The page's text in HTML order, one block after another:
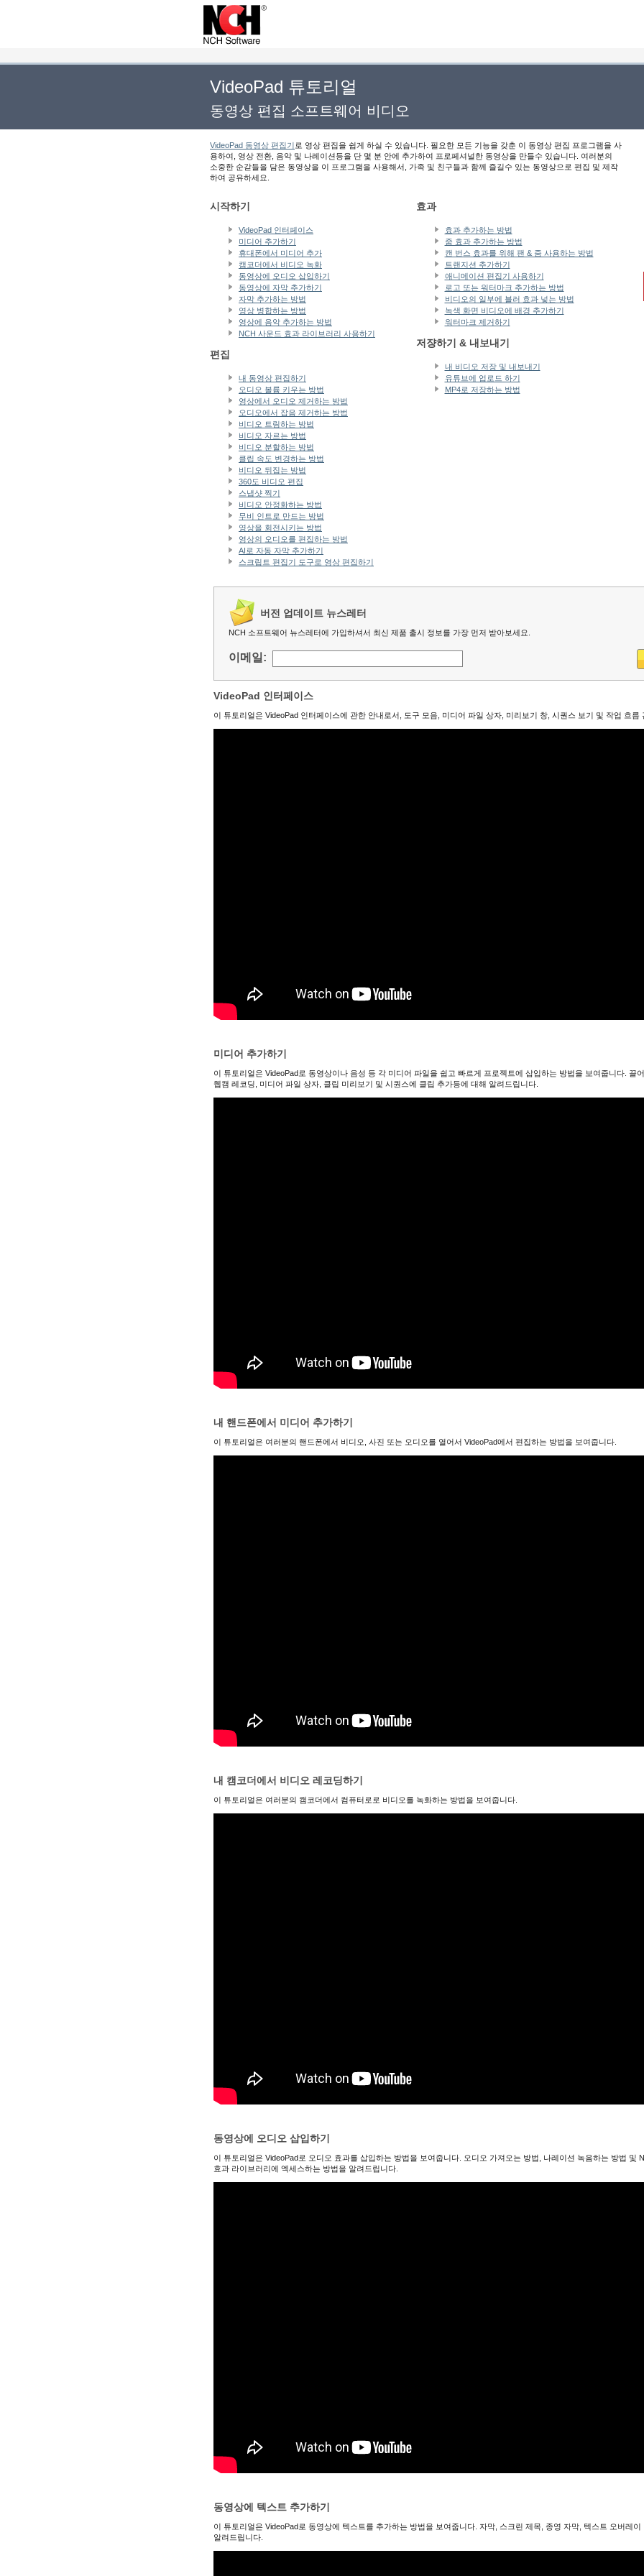
VideoPad 튜토리얼
동영상 편집 소프트웨어 비디오
VideoPad 동영상 편집기 로 영상 편집을 쉽게 하실 수 있습니다. 필요한 모든 기능을 갖춘 이 동영상 편집 프로그램을 사
용하여, 영상 전환, 음악 및 나레이션등을 단 몇 분 안에 추가하여 프로페셔널한 동영상을 만들수 있습니다. 여러분의
소중한 순갇들을 담은 동영상을 이 프로그램을 사용해서, 가족 및 친구들과 함께 즐길수 있는 동영상으로 편집 및 제작
하여 공유하세요.
시작하기
VideoPad 인터페이스
미디어 추가하기
휴대폰에서 미디어 추가
캠코더에서 비디오 녹화
동영상에 오디오 삽입하기
동영상에 자막 추가하기
자막 추가하는 방법
영상 병합하는 방법
영상에 음악 추가하는 방법
NCH 사운드 효과 라이브러리 사용하기
편집
내 동영상 편집하기
오디오 볼륨 키우는 방법
영상에서 오디오 제거하는 방법
오디오에서 잡음 제거하는 방법
비디오 트림하는 방법
비디오 자르는 방법
비디오 분할하는 방법
클립 속도 변경하는 방법
비디오 뒤집는 방법
360도 비디오 편집
스냅샷 찍기
비디오 안정화하는 방법
무비 인트로 만드는 방법
영상을 회전시키는 방법
영상의 오디오를 편집하는 방법
AI로 자동 자막 추가하기
스크립트 편집기 도구로 영상 편집하기
효과
효과 추가하는 방법
줌 효과 추가하는 방법
캔 번스 효과를 위해 팬 & 줌 사용하는 방법
트랜지션 추가하기
애니메이션 편집기 사용하기
로고 또는 워터마크 추가하는 방법
비디오의 일부에 블러 효과 넣는 방법
녹색 화면 비디오에 배경 추가하기
워터마크 제거하기
저쟝하기 & 내보내기
내 비디오 저장 및 내보내기
유튜브에 업로드 하기
MP4로 저장하는 방법
버전 업데이트 뉴스레터
NCH 소프트웨어 뉴스레터에 가입하셔서 최신 제품 출시 정보를 가장 먼저 받아보세요.
이메일:
VideoPad 인터페이스
이 튜토리얼은 VideoPad 인터페이스에 관한 안내로서, 도구 모음, 미디어 파일 상자, 미리보기 창, 시퀀스 보기 및 작업 흐름
미디어 추가하기
이 튜토리얼은 VideoPad로 동영상이나 음성 등 각 미디어 파일을 쉽고 빠르게 프로젝트에 삽입하는 방법을 보여줍니다. 끌
웹캠 레코딩, 미디어 파일 상자, 클립 미리보기 및 시퀀스에 클립 추가등에 대해 알려드립니다.
내 핸드폰에서 미디어 추가하기
이 튜토리얼은 여러분의 핸드폰에서 비디오, 사진 또는 오디오를 열어서 VideoPad에서 편집하는 방법을 보여줍니다.
내 캠코더에서 비디오 레코딩하기
이 튜토리얼은 여러분의 캠코더에서 컴퓨터로로 비디오를 녹화하는 방법을 보여줍니다.
동영상에 오디오 삽입하기
이 튜토리얼은 VideoPad로 오디오 효과를 삽입하는 방법을 보여줍니다. 오디오 가져오는 방법, 나레이션 녹음하는 방법 및
효과 라이브러리에 엑세스하는 방법을 알려드립니다.
동영상에 텍스트 추가하기
이 튜토리얼은 VideoPad로 동영상에 텍스트를 추가하는 방법을 보여줍니다. 자막, 스크린 제목, 종영 자막, 텍스트 오버레이
알려드립니다.